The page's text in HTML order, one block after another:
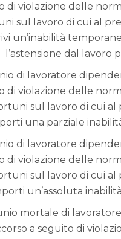
di violazione delle
sul lavoro di cui al
un’inabilità
l’astensione dal lavoro
di lavoratore
di violazione delle
sul lavoro di cui al
una parziale
di lavoratore
di violazione delle
sul lavoro di cui al
un’assoluta
mortale di
a seguito di